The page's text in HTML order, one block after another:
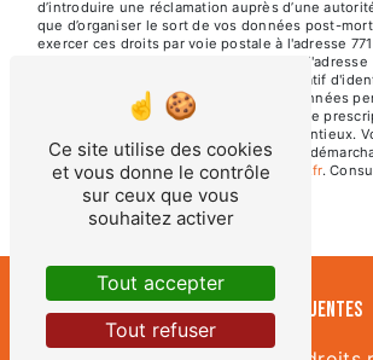
d’introduire une réclamation auprès d’une
que d’organiser le sort de vos données post-
exercer ces droits par voie postale à l'adresse
TORCIEU ou par courrier électronique à l'adresse
atelierboisetmoi@gmail.com. Un justificatif
être demandé. Nous conservons vos données
prise de contact puis pendant la durée de
fins probatoires et de gestion des contentieux.
vous inscrire sur la liste d'opposition au
disponible à cette adresse:Bloctel.gouv.fr.
pour plus d’informations sur vos droits.
Recherches fréquentes
Ce site utilise des cookies
et vous donne le contrôle
sur ceux que vous
souhaitez activer
Tout accepter
Tout refuser